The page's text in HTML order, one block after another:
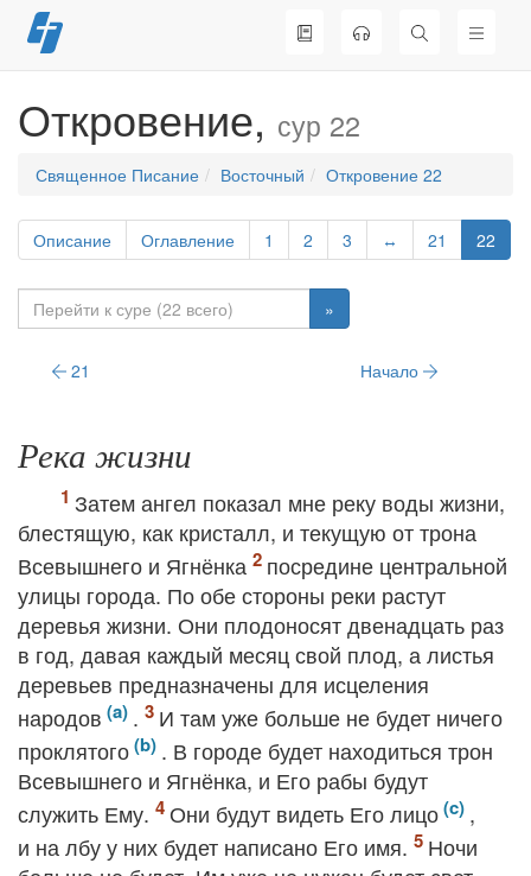
Перейти
к
Откровение, сур 22
Священное Писание Восточный Откровение 22
Описание Оглавление 1 2 3 ↔ 21 22
»
21 Начало
Река жизни
Затем ангел показал мне реку воды жизни,
блестящую, как кристалл, и текущую от трона
Всевышнего и Ягнёнка
посредине центральной
улицы города. По обе стороны реки растут
деревья жизни. Они плодоносят двенадцать раз
в год, давая каждый месяц свой плод, а листья
деревьев предназначены для исцеления
народов
.
И там уже больше не будет ничего
проклятого
. В городе будет находиться трон
Всевышнего и Ягнёнка, и Его рабы будут
служить Ему.
Они будут видеть Его лицо
,
и на лбу у них будет написано Его имя.
Ночи